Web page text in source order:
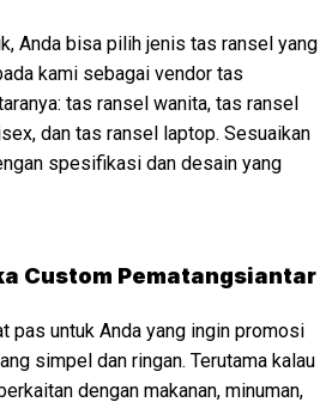
Anda bisa pilih jenis tas ransel yang
kami sebagai vendor tas
tas ransel wanita, tas ransel
dan tas ransel laptop. Sesuaikan
spesifikasi dan desain yang
Custom Pematangsiantar
pas untuk Anda yang ingin promosi
simpel dan ringan. Terutama kalau
dengan makanan, minuman,